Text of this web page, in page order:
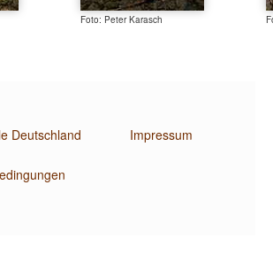
Foto: Peter Karasch
Deutschland Impressum